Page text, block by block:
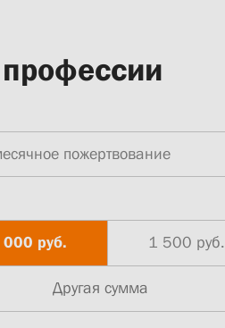
пожертвование
000 руб. 1 500 руб.